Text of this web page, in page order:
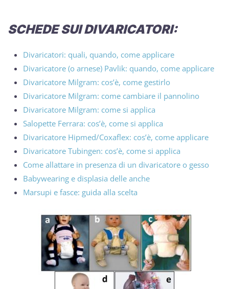
SCHEDE SUI DIVARICATORI:
Divaricatori: quali, quando, come applicare
Divaricatore (o arnese) Pavlik: quando, come applicare
Divaricatore Milgram: cos’è, come gestirlo
Divaricatore Milgram: come cambiare il pannolino
Divaricatore Milgram: come si applica
Salopette Ferrara: cos’è, come si applica
Divaricatore Hipmed/Coxaflex: cos’è, come applicare
Divaricatore Tubingen: cos’è, come si applica
Come allattare in presenza di un divaricatore o gesso
Babywearing e displasia delle anche
Marsupi e fasce: guida alla scelta